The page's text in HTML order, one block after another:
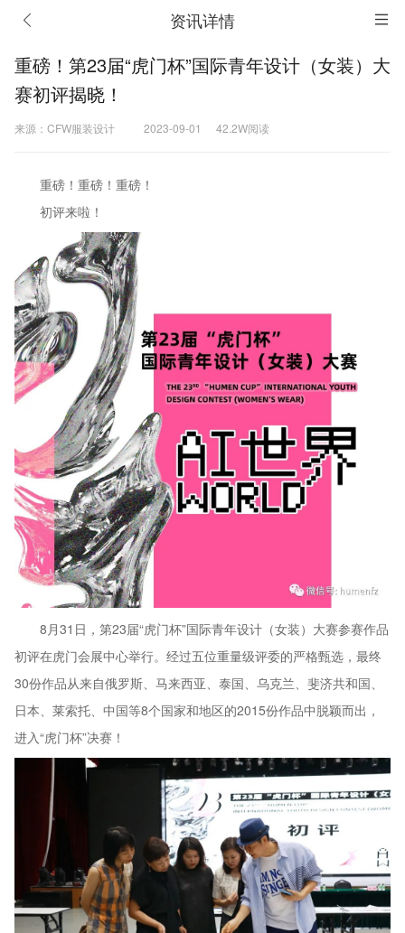
资讯详情
重磅！第23届“虎门杯”国际青年设计（女装）大
赛初评揭晓！
来源：CFW服装设计 2023-09-01 42.2W阅读
重磅！重磅！重磅！
初评来啦！
8月31日，第23届“虎门杯”国际青年设计（女装）大赛参赛作品
初评在虎门会展中心举行。经过五位重量级评委的严格甄选，最终
30份作品从来自俄罗斯、马来西亚、泰国、乌克兰、斐济共和国、
日本、莱索托、中国等8个国家和地区的2015份作品中脱颖而出，
进入“虎门杯”决赛！